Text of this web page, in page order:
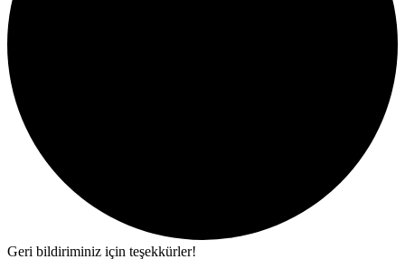
Geri bildiriminiz için teşekkürler!